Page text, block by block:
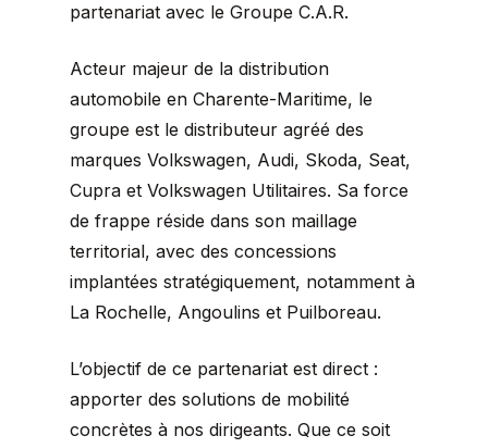
partenariat avec le Groupe C.A.R.
Acteur majeur de la distribution
automobile en Charente-Maritime, le
groupe est le distributeur agréé des
marques Volkswagen, Audi, Skoda, Seat,
Cupra et Volkswagen Utilitaires. Sa force
de frappe réside dans son maillage
territorial, avec des concessions
implantées stratégiquement, notamment à
La Rochelle, Angoulins et Puilboreau.
L’objectif de ce partenariat est direct :
apporter des solutions de mobilité
concrètes à nos dirigeants. Que ce soit